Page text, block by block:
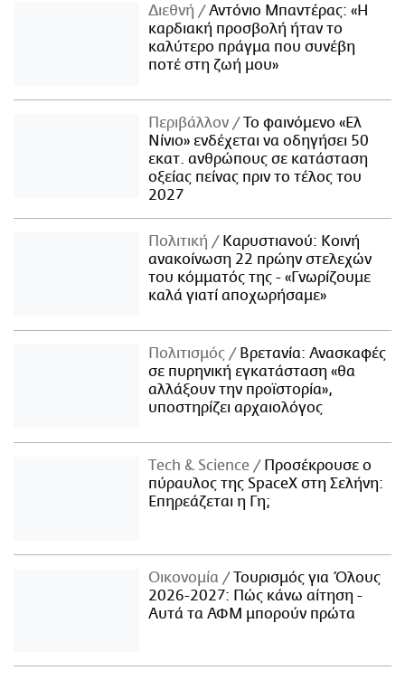
Διεθνή
Αντόνιο Μπαντέρας: «Η
καρδιακή προσβολή ήταν το
καλύτερο πράγμα που συνέβη
ποτέ στη ζωή μου»
Περιβάλλον
Το φαινόμενο «Ελ
Νίνιο» ενδέχεται να οδηγήσει 50
εκατ. ανθρώπους σε κατάσταση
οξείας πείνας πριν το τέλος του
2027
Πολιτική
Καρυστιανού: Κοινή
ανακοίνωση 22 πρώην στελεχών
του κόμματός της - «Γνωρίζουμε
καλά γιατί αποχωρήσαμε»
Πολιτισμός
Βρετανία: Ανασκαφές
σε πυρηνική εγκατάσταση «θα
αλλάξουν την προϊστορία»,
υποστηρίζει αρχαιολόγος
Τech & Science
Προσέκρουσε ο
πύραυλος της SpaceX στη Σελήνη:
Επηρεάζεται η Γη;
Οικονομία
Τουρισμός για Όλους
2026-2027: Πώς κάνω αίτηση -
Αυτά τα ΑΦΜ μπορούν πρώτα